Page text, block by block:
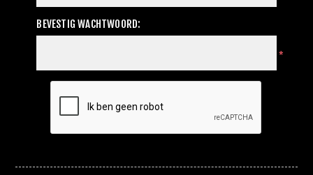
BEVESTIG WACHTWOORD:
*